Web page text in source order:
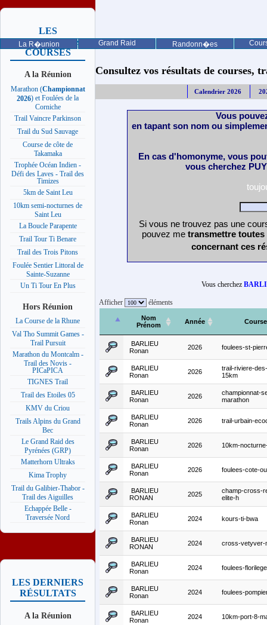
La R�union Grand Raid Randonn�es
LES
PROCHAINES
COURSES
A la Réunion
Marathon (Championnat
2026) et Foulées de la
Corniche
Trail Vaincre Parkinson
Trail du Sud Sauvage
Course de côte de
Takamaka
Trophée Océan Indien -
Défi des Laves - Trail des
Timizes
5km de Saint Leu
10km semi-nocturnes de
Saint Leu
La Boucle Parapente
Trail Tour Ti Benare
Trail des Trois Pitons
Foulée Sentier Littoral de
Sainte-Suzanne
Un Ti Tour En Plus
Hors Réunion
La Course de la Rhune
Val Tho Summit Games -
Trail Pursuit
Marathon du Montcalm -
Trail des Novis -
PICaPICA
TIGNES Trail
Trail des Etoiles 05
KMV du Criou
Trails Alpins du Grand
Bec
Le Grand Raid des
Pyrénées (GRP)
Matterhorn Ultraks
Kima Trophy
Trail du Galibier-Thabor -
Trail des Aiguilles
Echappée Belle -
Traversée Nord
LES DERNIERS
RÉSULTATS
A la Réunion
Consultez vos résultats de courses,
Calendrier 2026
Vous
en tapant son nom ou
En cas d'homonyme, vous
vous cherchez
Si vous ne trouvez pas une
pouvez me transmettre
concernant ces
Vous cherchez
Afficher éléments
Nom
Prénom
Année Course
BARLIEU
Ronan
2026 foulees-st-
BARLIEU
Ronan
2026
trail-riviere-
15km
BARLIEU
Ronan
2026
championnat-
marathon
BARLIEU
Ronan
2026 trail-urbain-
BARLIEU
Ronan
2026 10km-
BARLIEU
Ronan
2026 foulees-cote-
BARLIEU
RONAN
2025
champ-cross-
elite-h
BARLIEU
Ronan
2024 kours-ti-bwa
BARLIEU
RONAN
2024 cross-vetyver-
BARLIEU
Ronan
2024 foulees-
BARLIEU
Ronan
2024 foulees-
BARLIEU
Ronan
2024 10km-port-8-